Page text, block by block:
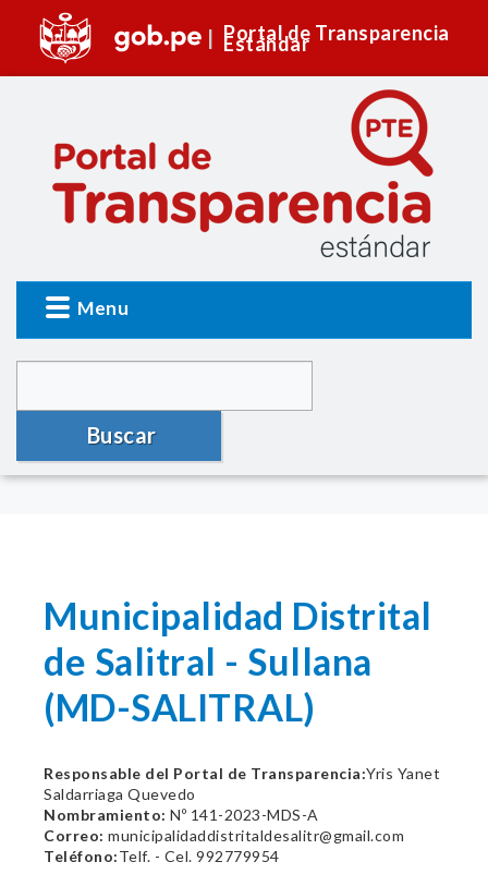
Portal de Transparencia
Estándar
Menu
Buscar
Municipalidad Distrital
de Salitral - Sullana
(MD-SALITRAL)
Responsable del Portal de Transparencia:Yris Yanet
Saldarriaga Quevedo
Nombramiento: Nº 141-2023-MDS-A
Correo: municipalidaddistritaldesalitr@gmail.com
Teléfono:Telf. - Cel. 992779954